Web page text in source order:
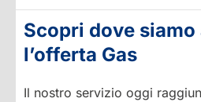
Scopri dove
l’offerta Gas
Il nostro servizio oggi